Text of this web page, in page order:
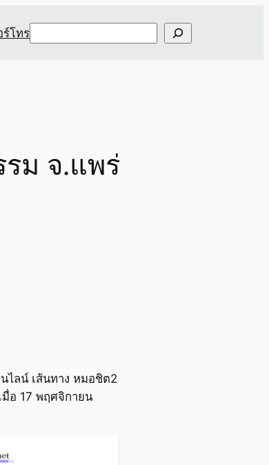
ร์โทรSearch
ม จ.แพร่
ไลน์ เส้นทาง หมอชิต2
อ 17 พฤศจิกายน